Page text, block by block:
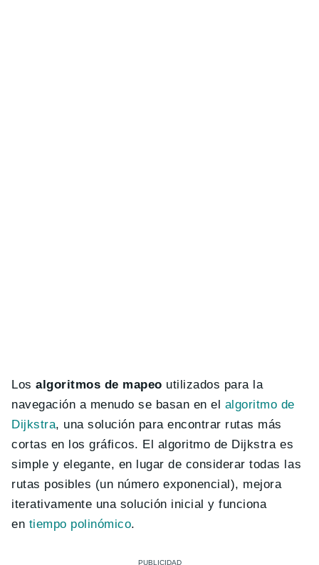
Losalgoritmos de mapeo utilizados para la
navegación a menudo se basan en el algoritmo de
Dijkstra, una solución para encontrar rutas más
cortas en los gráficos. El algoritmo de Dijkstra es
simple y elegante, en lugar de considerar todas las
rutas posibles (un número exponencial), mejora
iterativamente una solución inicial y funciona
en tiempo polinómico.